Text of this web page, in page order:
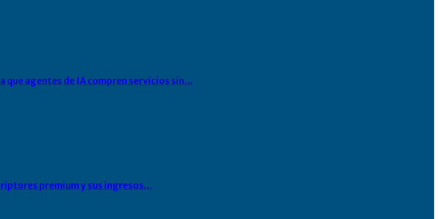
agentes de IA compren servicios sin…
premium y sus ingresos…